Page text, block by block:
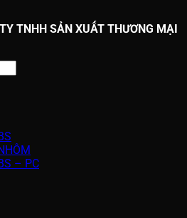
TNHH SẢN XUẤT THƯƠNG MẠI
– PC